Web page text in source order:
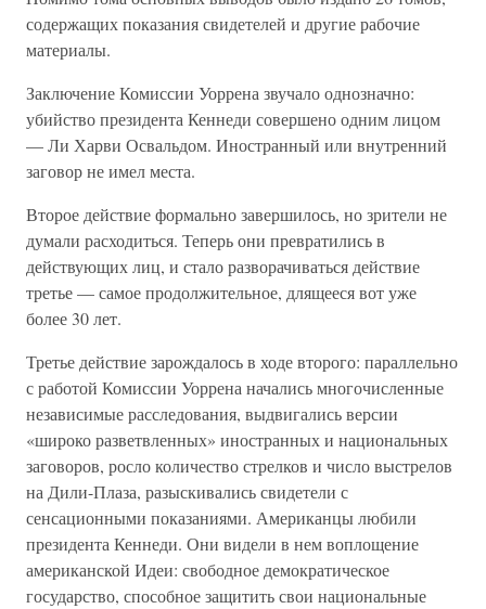
содержащих показания свидетелей и другие рабочие
материалы.
Заключение Комиссии Уоррена звучало однозначно:
убийство президента Кеннеди совершено одним лицом
— Ли Харви Освальдом. Иностранный или внутренний
заговор не имел места.
Второе действие формально завершилось, но зрители не
думали расходиться. Теперь они превратились в
действующих лиц, и стало разворачиваться действие
третье — самое продолжительное, длящееся вот уже
более 30 лет.
Третье действие зарождалось в ходе второго: параллельно
с работой Комиссии Уоррена начались многочисленные
независимые расследования, выдвигались версии
«широко разветвленных» иностранных и национальных
заговоров, росло количество стрелков и число выстрелов
на Дили-Плаза, разыскивались свидетели с
сенсационными показаниями. Американцы любили
президента Кеннеди. Они видели в нем воплощение
американской Идеи: свободное демократическое
государство, способное защитить свои национальные